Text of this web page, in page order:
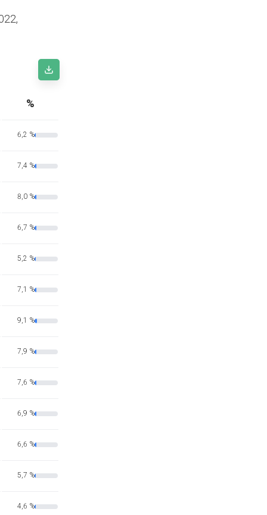
%
6,2 %
7,4 %
8,0 %
6,7 %
5,2 %
7,1 %
9,1 %
7,9 %
7,6 %
6,9 %
6,6 %
5,7 %
4,6 %